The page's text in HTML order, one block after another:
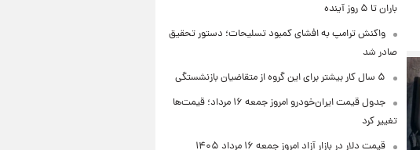
باران تا ۵ روز آینده
واکنش ترامپ به افشای کمبود تسلیحات؛ دستور تحقیق
صادر شد
۵ سال کار بیشتر برای این گروه از متقاضیان بازنشستگی
جدول قیمت ایران‌خودرو امروز جمعه ۱۶ مرداد؛ قیمت‌ها
تغییر کرد
قیمت دلار در بازار آزاد امروز جمعه ۱۶ مرداد ۱۴۰۵